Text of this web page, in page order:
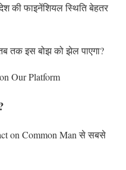
की फाइनेंशियल स्थिति बेहतर
तक इस बोझ को झेल पाएगा?
Our Platform
on Common Man से सबसे